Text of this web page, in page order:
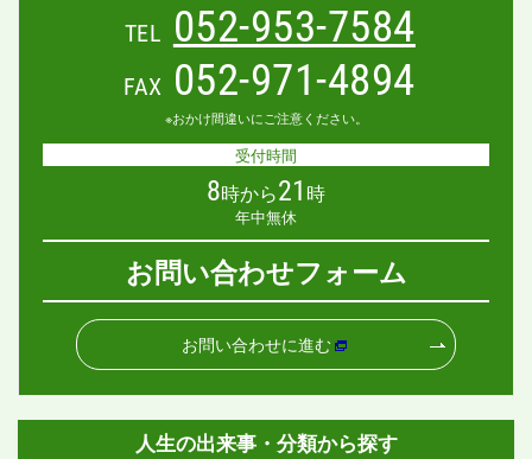
TEL 052-953-7584
FAX 052-971-4894
※おかけ間違いにご注意ください。
受付時間
8時から21 時
年中無休
お問い合わせフォーム
お問い合わせに進む
人生の出来事・分類から探す